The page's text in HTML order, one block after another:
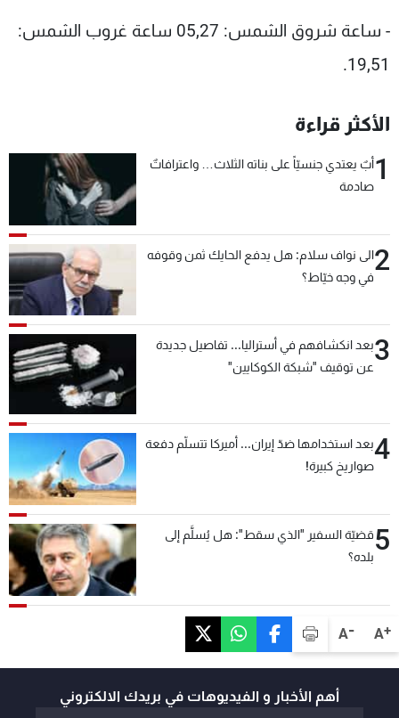
A+
A-
- ساعة شروق الشمس: 05,27 ساعة غروب الشمس:
19,51.
الأكثر قراءة
1أبٌ يعتدي جنسيّاً على بناته الثلاث… واعترافاتٌ
صادمة
2الى نواف سلام: هل يدفع الحايك ثمن وقوفه
في وجه خيّاط؟
3بعد انكشافهم في أستراليا... تفاصيل جديدة
عن توقيف "شبكة الكوكايين"
4بعد استخدامها ضدّ إيران... أميركا تتسلّم دفعة
صواريخ كبيرة!
5قضيّة السفير "الذي سقط": هل يُسلَّم إلى
بلده؟
أهم الأخبار و الفيديوهات في بريدك الالكتروني